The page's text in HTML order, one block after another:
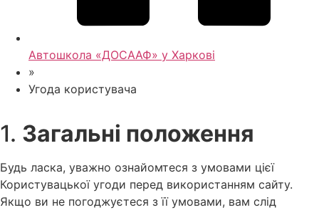
Автошкола «ДОСААФ» у Харкові
»
Угода користувача
1. Загальні положення
Будь ласка, уважно ознайомтеся з умовами цієї
Користувацької угоди перед використанням сайту.
Якщо ви не погоджуєтеся з її умовами, вам слід